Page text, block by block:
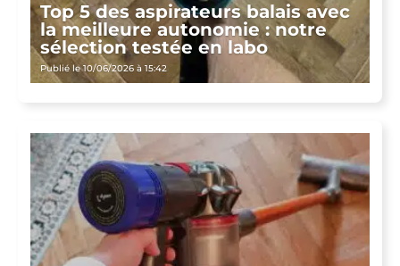
Top 5 des aspirateurs balais avec
la meilleure autonomie : notre
sélection testée en labo
Publié le 10/06/2026 à 15:42